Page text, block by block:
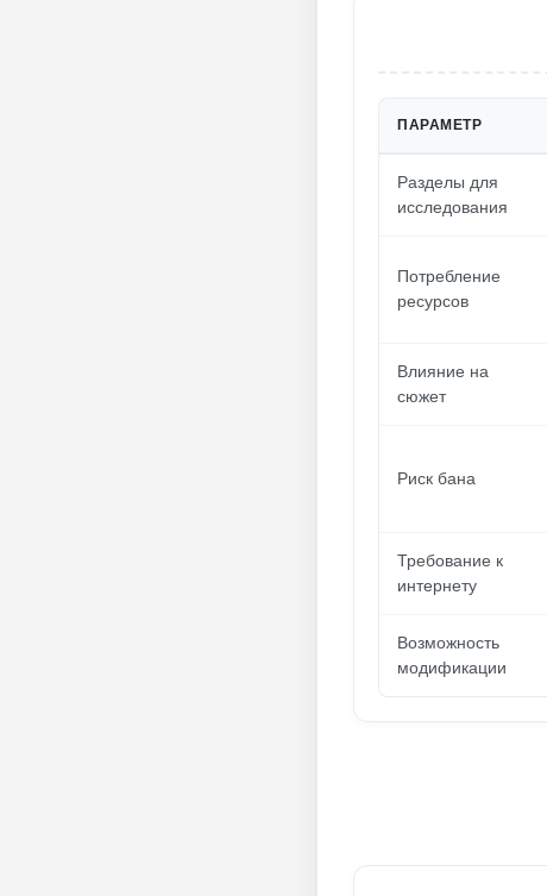
ПАРАМЕТР
Разделы для
исследования
Потребление
ресурсов
Влияние на
сюжет
Риск бана
Требование к
интернету
Возможность
модификации